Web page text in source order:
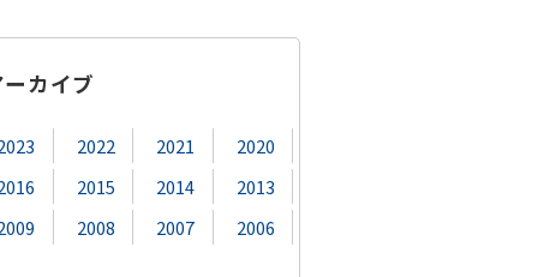
カイブ
2022 2021
2020
2015 2014
2013
2008 2007 2006